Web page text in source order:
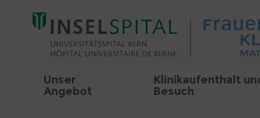
Unser
Angebot
Klinikaufenthalt
Besuch